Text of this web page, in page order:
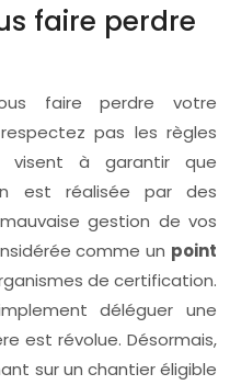
faire perdre
faire perdre votre
pas les règles
visent à garantir que
est réalisée par des
gestion de vos
comme un point
de certification.
déléguer une
est révolue. Désormais,
sur un chantier éligible